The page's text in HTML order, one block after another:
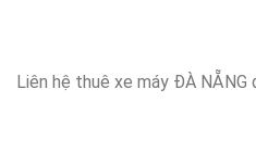
Liên hệ thuê xe máy ĐÀ NẴNG